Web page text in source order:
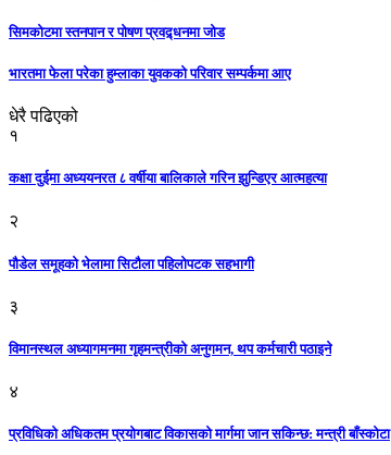
सिमकोटमा स्तनपान र पोषण प्रवद्र्धनमा जोड
भारतमा फेला परेका हुम्लाका युवकको परिवार सम्पर्कमा आए
धेरै पढिएको
१
कक्षा दुईमा अध्ययनरत ८ वर्षीया बालिकाले गरिन झुन्डिएर आत्महत्या
२
पौडेल समूहको भेलामा सिटौला पहिलोपटक सहभागी
३
विमानस्थल अध्यागमनमा गृहमन्त्रीको अनुगमन, थप कर्मचारी पठाइने
४
प्रविधिको अधिकतम प्रयोगबाट विकासको मार्गमा जान सकिन्छ: मन्त्री बाँस्कोटा